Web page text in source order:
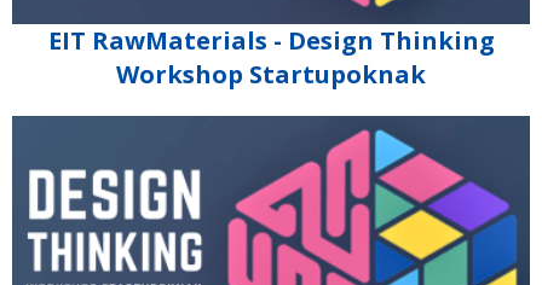
EIT RawMaterials - Design Thinking
Workshop Startupoknak